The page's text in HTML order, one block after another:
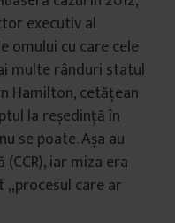
executiv al
omului cu care cele
multe rânduri statul
Hamilton, cetățean
la reședință în
se poate. Așa au
iar miza era
care ar